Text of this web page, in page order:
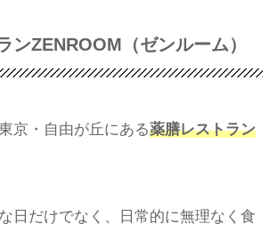
ンZENROOM（ゼンルーム）
京・自由が丘にある薬膳レストラン
日だけでなく、日常的に無理なく食